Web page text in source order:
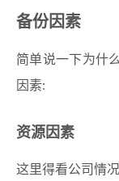
备份因素
简单说一下为什
因素:
资源因素
这里得看公司情